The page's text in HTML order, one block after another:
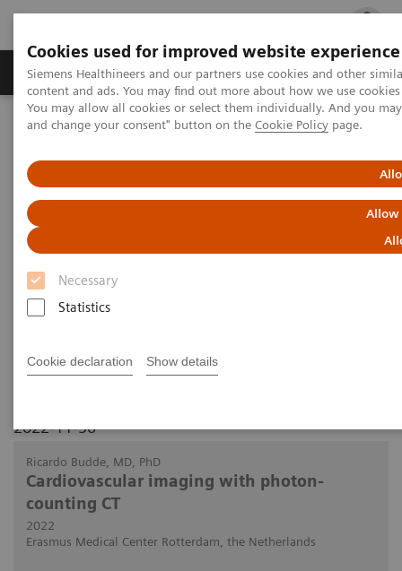
Cookies used for improved website experience
Siemens Healthineers and our partners use cookies and other
content and ads. You may find out more about how we use
You may allow all cookies or select them individually. And you
and change your consent" button on the Cookie Policy page.
Allow
Necessary
Statistics
Cookie declaration Show details
Ürün ve Hizmetler Öne Çıkanlar Sağlık
Siemens Healthineers Türkiye
Tıbbi Görüntüleme
NAEOTOM Alpha
PCCT scientific evidence
Cardiovascular imaging with photon-counting CT
Cardiovascular imaging with
photon-counting CT
The advantages of Quantum Technology in the
2022-11-30
Ricardo Budde, MD, PhD
Cardiovascular imaging with photon-
counting CT
2022
Erasmus Medical Center Rotterdam, the Netherlands